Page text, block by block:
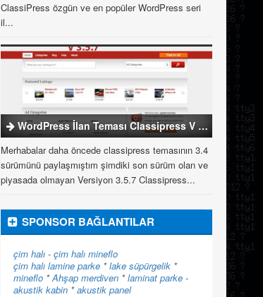
ClassiPress özgün ve en popüler WordPress seri
il...
WordPress İlan Teması Classipress V 3.5.7
Merhabalar daha öncede classipress temasının 3.4
sürümünü paylaşmıştım şimdiki son sürüm olan ve
piyasada olmayan Versiyon 3.5.7 Classipress...
SPONSOR BAĞLANTILAR
çim halı - çim halı mineflo
çim halı lamine parke *lake süpürgelik *
mineflo *Ahşap merdiven *laminat parke -
akustik kabin *akustik panel